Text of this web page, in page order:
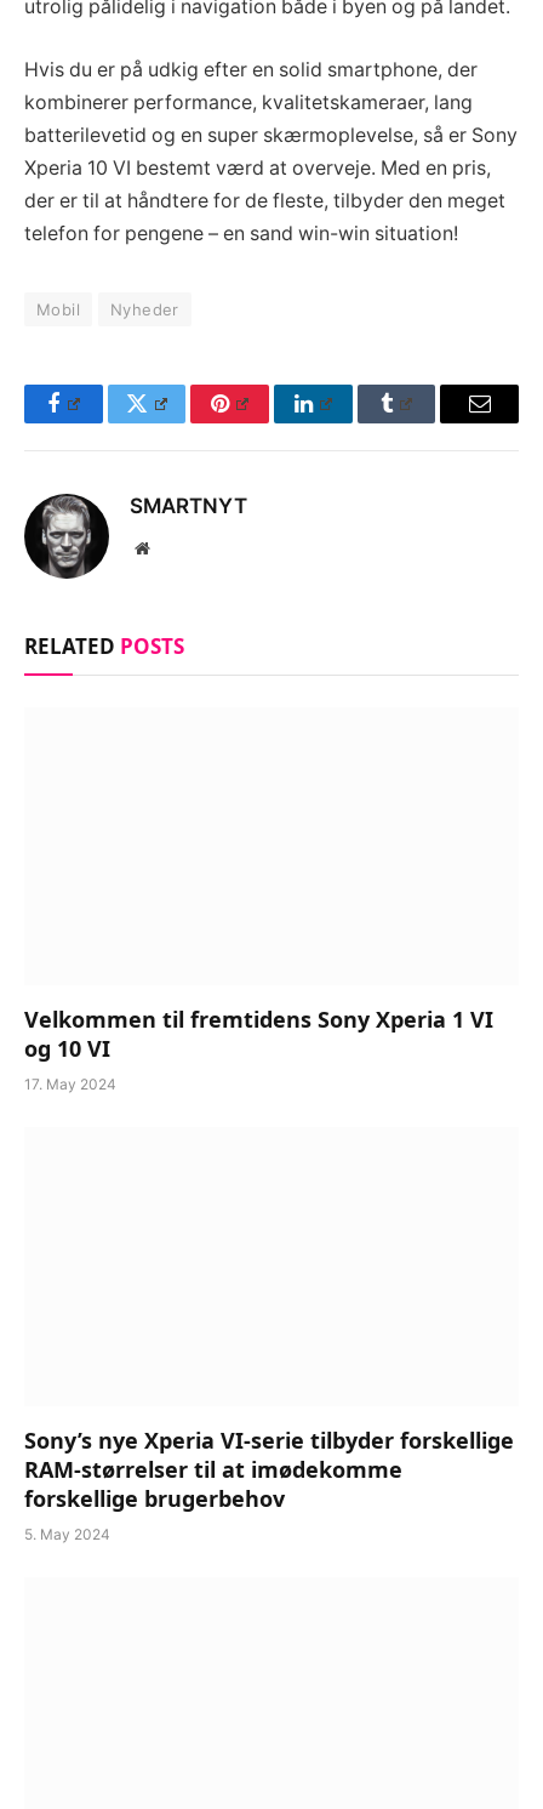
utrolig pålidelig i navigation både i byen og på landet.
Hvis du er på udkig efter en solid smartphone, der
kombinerer performance, kvalitetskameraer, lang
batterilevetid og en super skærmoplevelse, så er Sony
Xperia 10 VI bestemt værd at overveje. Med en pris,
der er til at håndtere for de fleste, tilbyder den meget
telefon for pengene – en sand win-win situation!
Mobil Nyheder
FacebookTwitter Pinterest LinkedInTumblr Email
SMARTNYT
Website
RELATED POSTS
Velkommen til fremtidens Sony Xperia 1 VI
og 10 VI
17. May 2024
Sony’s nye Xperia VI-serie tilbyder forskellige
RAM-størrelser til at imødekomme
forskellige brugerbehov
5. May 2024